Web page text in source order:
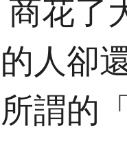
商花了
人卻
謂的